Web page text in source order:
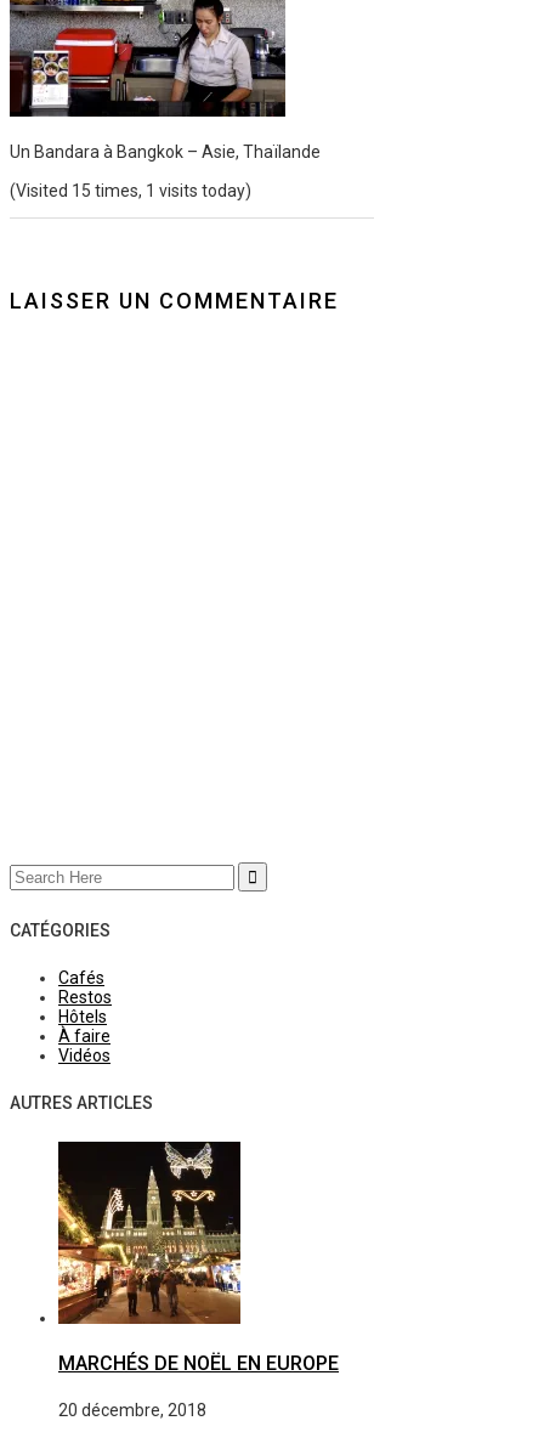
Un Bandara à Bangkok – Asie, Thaïlande
(Visited 15 times, 1 visits today)
LAISSER UN COMMENTAIRE
Search
for:
CATÉGORIES
Cafés
Restos
Hôtels
À faire
Vidéos
AUTRES ARTICLES
MARCHÉS DE NOËL EN EUROPE
20 décembre, 2018